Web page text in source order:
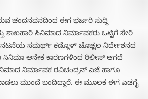
ಚಂದನವನದಿಂದ ಈಗ ಭರ್ಜರಿ ಸುದ್ದಿ
ಶಾಖಹಾರಿ ಸಿನಿಮಾದ ನಿರ್ಮಾಪಕರು ಒಟ್ಟಿಗೆ ಸೇರಿ
ನಟನೆಯ ಸಮರ್ಥ್ ಕಡ್ಕೊಳ್ ಚೊಚ್ಚಲ ನಿರ್ದೇಶನದ
ಸಿನಿಮಾ ಅನೇಕ ಕಾರಣಗಳಿಂದ ರಿಲೀಸ್ ಆಗದೆ
ನಿರ್ಮಾಪಕ ರವಿಚಂದ್ರನ್ ಎಜೆ ಹಾಗೂ
ಮುಂದೆ ಬಂದಿದ್ದಾರೆ. ಈ ಮೂಲಕ ಈಗ ಎಡಗೈ